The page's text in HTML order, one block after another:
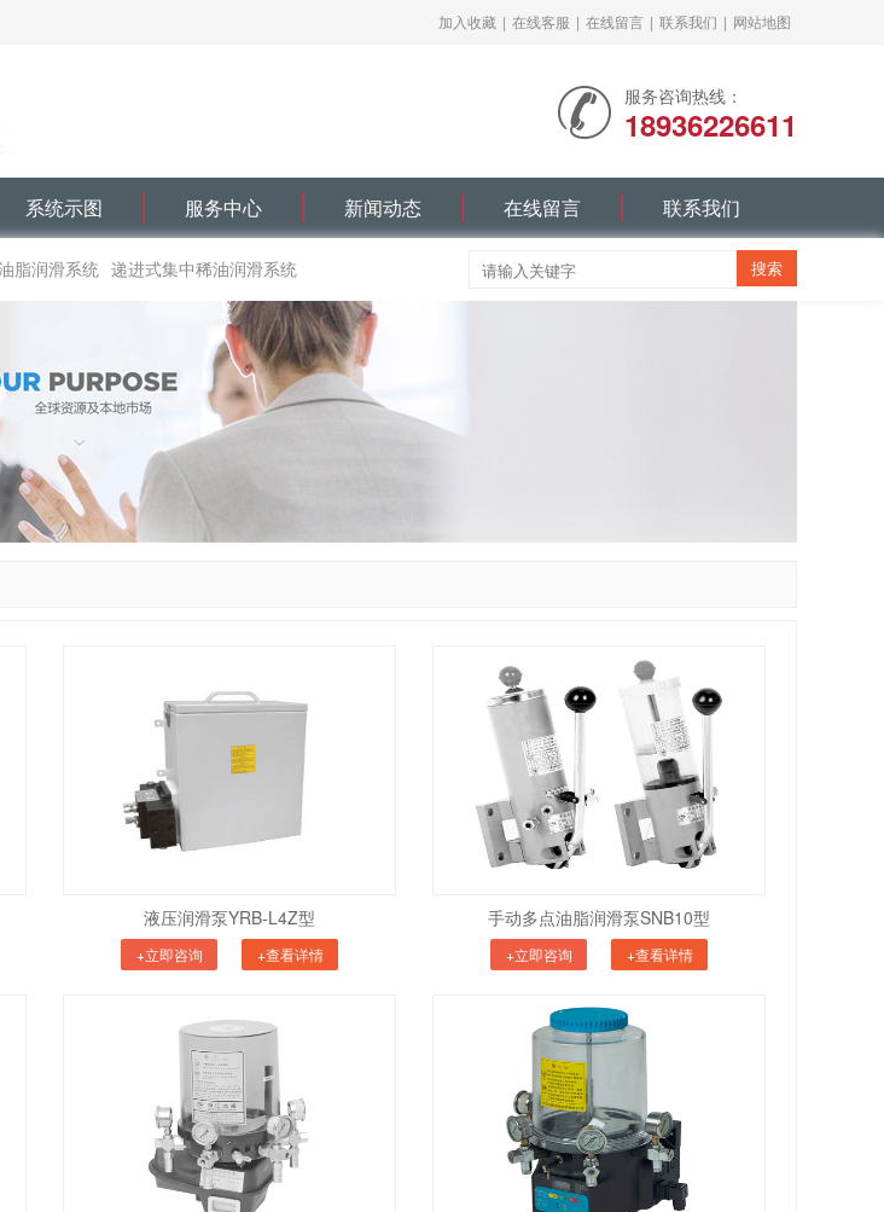
加入收藏 | 在线客服 | 在线留言 | 联系我们 | 网站地图
服务咨询热线：
18936226611
系统示图 服务中心 新闻动态 在线留言 联系我们
脂润滑系统 递进式集中稀油润滑系统
液压润滑泵YRB-L4Z型
+立即咨询 +查看详情
手动多点油脂润滑泵SNB10型
+立即咨询 +查看详情